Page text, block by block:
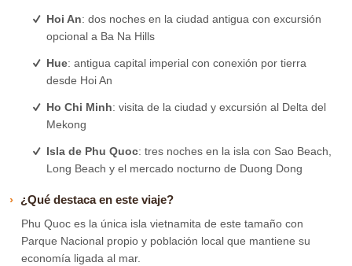
Hoi An: dos noches en la ciudad antigua con excursión
opcional a Ba Na Hills
Hue: antigua capital imperial con conexión por tierra
desde Hoi An
Ho Chi Minh: visita de la ciudad y excursión al Delta del
Mekong
Isla de Phu Quoc: tres noches en la isla con Sao Beach,
Long Beach y el mercado nocturno de Duong Dong
¿Qué destaca en este viaje?
Phu Quoc es la única isla vietnamita de este tamaño con
Parque Nacional propio y población local que mantiene su
economía ligada al mar.